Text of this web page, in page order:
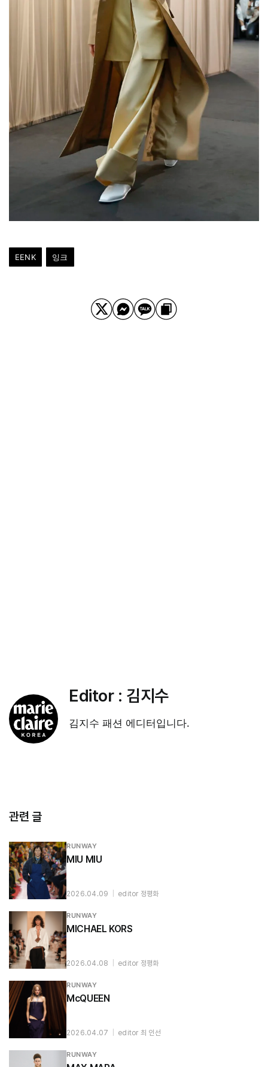
EENK 잉크
Editor : 김지수
김지수 패션 에디터입니다.
관련 글
RUNWAY
MIU MIU
2026.04.09 editor 정평화
RUNWAY
MICHAEL KORS
2026.04.08 editor 정평화
RUNWAY
McQUEEN
2026.04.07 editor 최 인선
RUNWAY